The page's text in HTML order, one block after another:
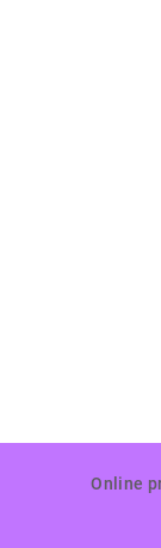
Online